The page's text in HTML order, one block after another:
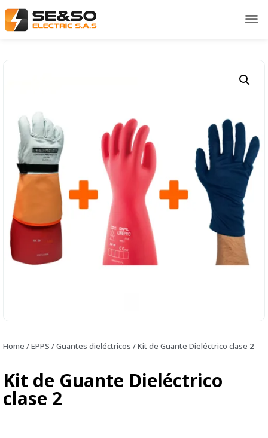
Home /EPPS /Guantes dieléctricos / Kit de Guante Dieléctrico clase 2
Kit de Guante Dieléctrico
clase 2